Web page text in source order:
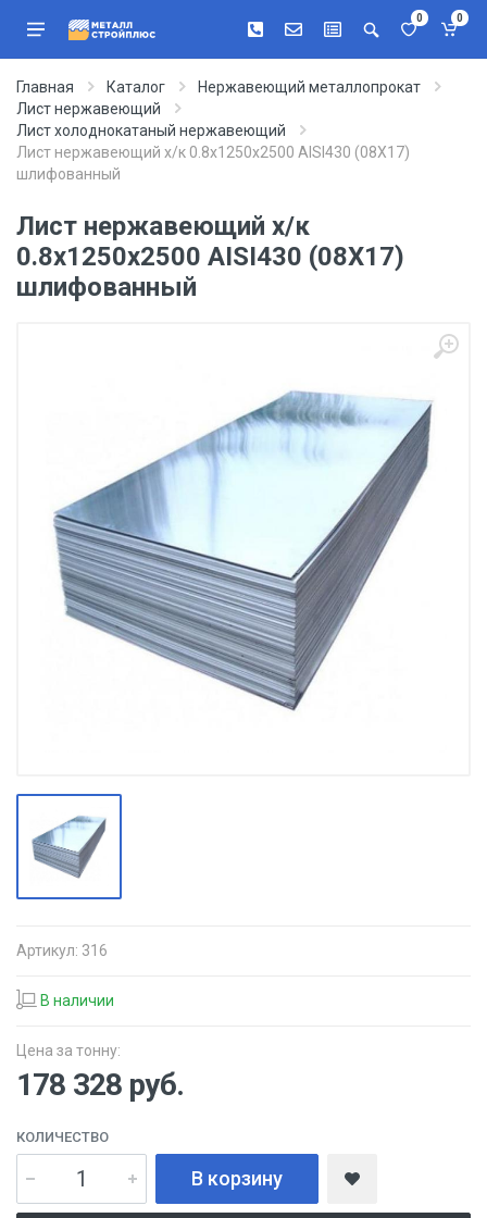
0 0
Главная Каталог
Нержавеющий металлопрокат
Лист нержавеющий
Лист холоднокатаный нержавеющий
Лист нержавеющий х/к 0.8х1250х2500 AISI430 (08Х17)
шлифованный
Лист нержавеющий х/к
0.8х1250х2500 AISI430 (08Х17)
шлифованный
Артикул: 316
В наличии
Цена за тонну:
178 328 руб.
КОЛИЧЕСТВО
В корзину